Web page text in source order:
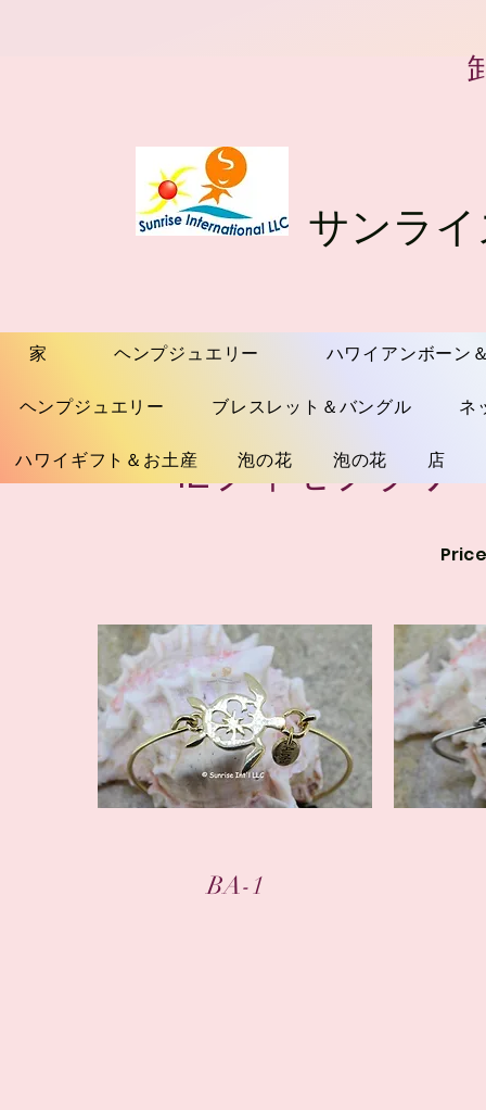
12フィモフラワ
クイックビュー
BA-1
サンラ
家 ヘンプジュエリー ハワイアンボーン
ヘンプジュエリー ブレスレット＆バングル ネ
ハワイギフト＆お土産 泡の花 泡の花 店